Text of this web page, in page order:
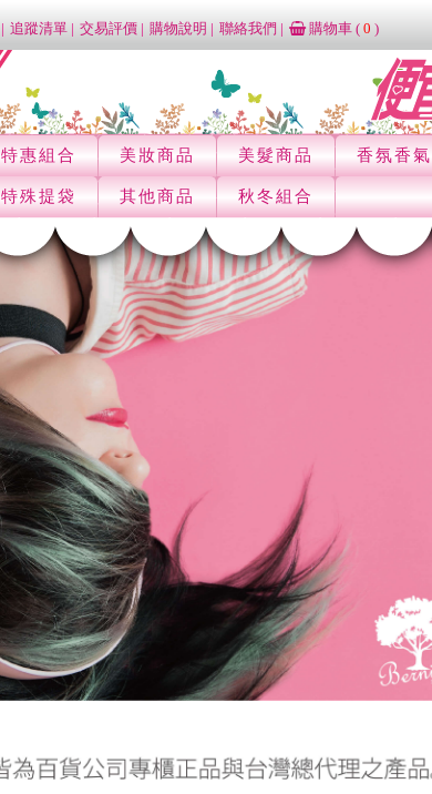
追蹤清單 交易評價 購物說明 聯絡我們 購物車 ( 0 )
特惠組合 美妝商品 美髮商品 香氛香氣
特殊提袋 其他商品 秋冬組合